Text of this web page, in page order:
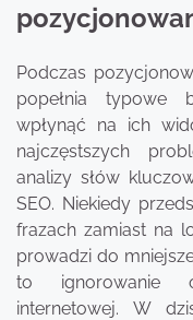
Podczas
popełnia typowe
wpłynąć na ich
najczęstszych
analizy słów
SEO. Niekiedy
frazach zamiast na
prowadzi do
to ignorowanie
internetowej. W